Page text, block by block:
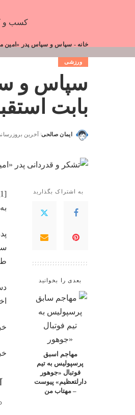
کسب و
خانه - سپاس و سپاس پدر «امین
ورزشی
سپاس و
بابت
ایمان صالحی آخرین بروزرسانی :
به اشتراک بگذارید
بعدی را بخوانید
مهاجم اسبق
پرسپولیس به تیم
فوتبال «جوهور
دارلتعظیم» پیوست
– مهتاب من
[ad_1]